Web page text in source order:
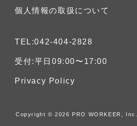
個人情報の取扱について
TEL:042-404-2828
受付:平日09:00〜17:00
Privacy Policy
Copyright © 2026 PRO WORKEER, Inc.